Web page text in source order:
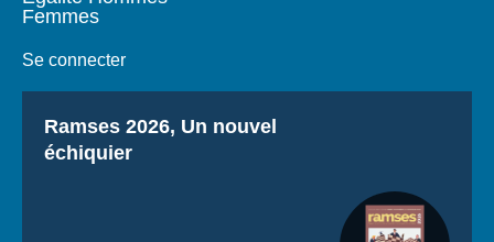
Femmes
Se connecter
Titre
Ramses 2026, Un nouvel
échiquier